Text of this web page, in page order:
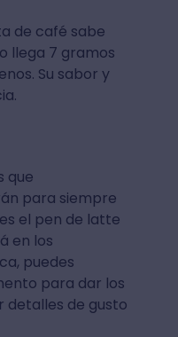
de café sabe
llega 7 gramos
Su sabor y
que
para siempre
el pen de latte
en los
puedes
para dar los
detalles de gusto